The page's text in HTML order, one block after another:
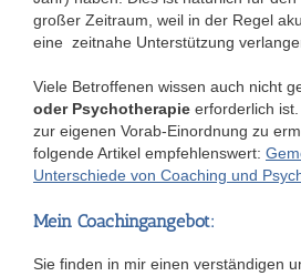
großer Zeitraum, weil in der Regel
eine zeitnahe Unterstützung
Viele Betroffenen wissen auch nicht
oder Psychotherapie erforderlich
zur eigenen Vorab-Einordnung zu
folgende Artikel empfehlenswert:
Unterschiede von Coaching und
Mein Coachingangebot:
Sie finden in mir einen verständigen